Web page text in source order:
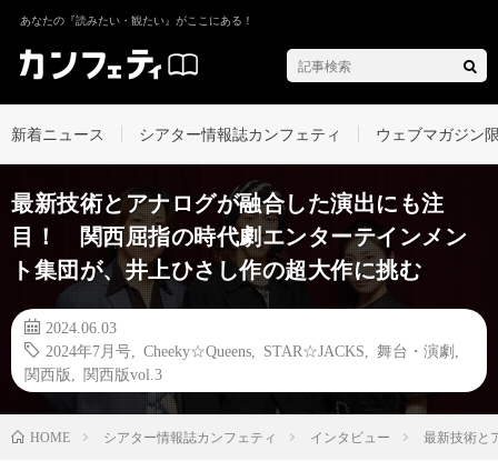
あなたの『読みたい・観たい』がここにある！
新着ニュース シアター情報誌カンフェティ ウェブマガジン
最新技術とアナログが融合した演出にも注
目！ 関西屈指の時代劇エンターテインメン
ト集団が、井上ひさし作の超大作に挑む
2024.06.03
2024年7月号
Cheeky☆Queens STAR☆JACKS 舞台・演劇
関西版
関西版vol.3
HOME シアター情報誌カンフェティ インタビュー 最新技術と